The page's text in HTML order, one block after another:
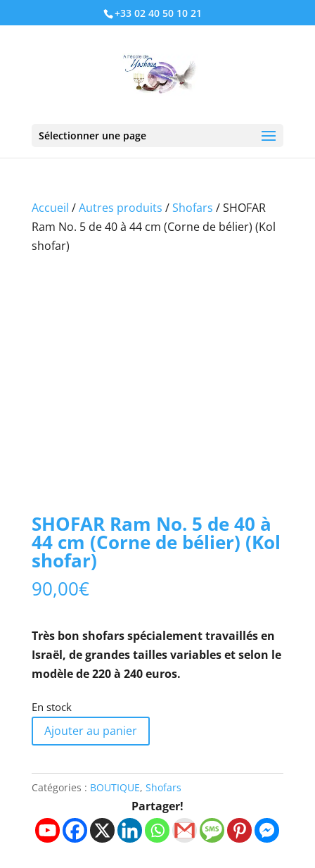
+33 02 40 50 10 21
Sélectionner une page
Accueil /Autres produits /Shofars / SHOFAR
Ram No. 5 de 40 à 44 cm (Corne de bélier) (Kol
shofar)
SHOFAR Ram No. 5 de 40 à
44 cm (Corne de bélier) (Kol
shofar)
90,00€
Très bon shofars spécialement travaillés en
Israël, de grandes tailles variables et selon le
modèle de 220 à 240 euros.
En stock
quantité
de
Ram
5
de
Ajouter au panier
Catégories : BOUTIQUE, Shofars
Partager!